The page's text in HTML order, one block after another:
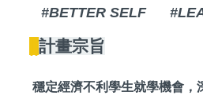
#BETTER SELF
計畫宗旨
穩定經濟不利學生就學機會，